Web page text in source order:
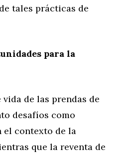
tales prácticas de
para la
de las prendas de
desafíos como
el contexto de la
que la reventa de